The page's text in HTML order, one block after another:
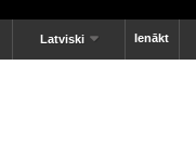
Ienākt
Latviski